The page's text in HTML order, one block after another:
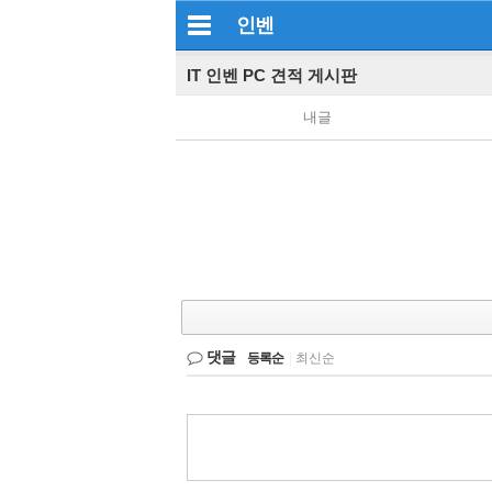
인벤
IT 인벤 PC 견적 게시판
내글
댓글 등록순 최신순